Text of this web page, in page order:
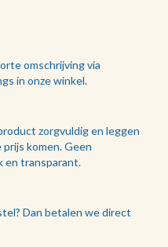
omschrijving via
in onze winkel.
zorgvuldig en leggen
komen. Geen
en transparant.
Dan betalen we direct